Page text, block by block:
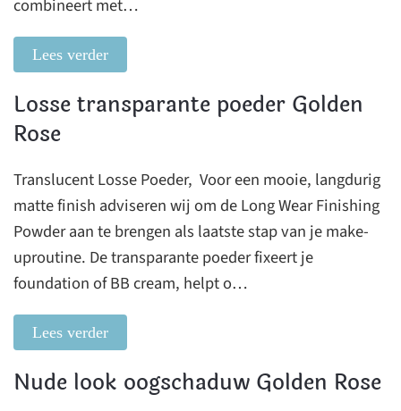
combineert met…
Lees verder
Losse transparante poeder Golden
Rose
Translucent Losse Poeder, Voor een mooie, langdurig
matte finish adviseren wij om de Long Wear Finishing
Powder aan te brengen als laatste stap van je make-
uproutine. De transparante poeder fixeert je
foundation of BB cream, helpt o…
Lees verder
Nude look oogschaduw Golden Rose